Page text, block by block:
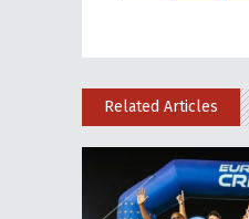
Related Articles